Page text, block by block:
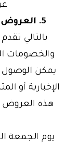
5. العروض الحصرية للعملاء المسجلين:
بالتالي
والخصومات
يمكن الوصول
الإخبارية أو
هذه العروض
يوم الجمعة